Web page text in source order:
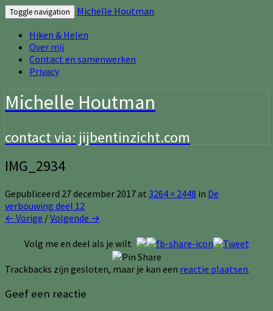
Toggle navigation
Michelle Houtman
Hiken & Helen
Over mij
Contact en samenwerken
Privacy
Michelle Houtman
contact via: jijbentinzicht.com
IMG_2934
Gepubliceerd 27 december 2017at 3264 × 2448 in De
verbouwing deel 12
← Vorige /Volgende →
Volg me en deel als je wilt
Trackbacks zijn gesloten, maar je kan een reactie plaatsen.
Geef een reactie